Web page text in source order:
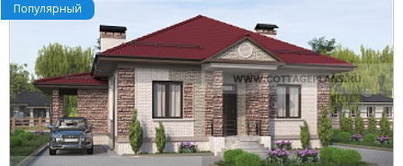
Популярный